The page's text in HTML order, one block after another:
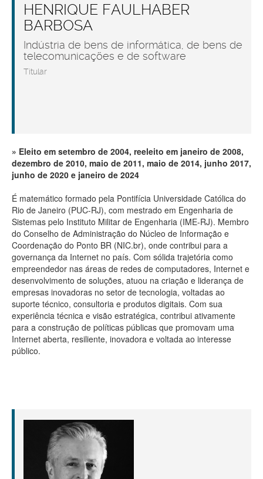
HENRIQUE FAULHABER
BARBOSA
Indústria de bens de informática, de bens de
telecomunicações e de software
Titular
Eleito em setembro de 2004, reeleito em janeiro de 2008,
dezembro de 2010, maio de 2011, maio de 2014, junho 2017,
junho de 2020 e janeiro de 2024
É matemático formado pela Pontifícia Universidade Católica do
Rio de Janeiro (PUC-RJ), com mestrado em Engenharia de
Sistemas pelo Instituto Militar de Engenharia (IME-RJ). Membro
do Conselho de Administração do Núcleo de Informação e
Coordenação do Ponto BR (NIC.br), onde contribui para a
governança da Internet no país. Com sólida trajetória como
empreendedor nas áreas de redes de computadores, Internet e
desenvolvimento de soluções, atuou na criação e liderança de
empresas inovadoras no setor de tecnologia, voltadas ao
suporte técnico, consultoria e produtos digitais. Com sua
experiência técnica e visão estratégica, contribui ativamente
para a construção de políticas públicas que promovam uma
Internet aberta, resiliente, inovadora e voltada ao interesse
público.